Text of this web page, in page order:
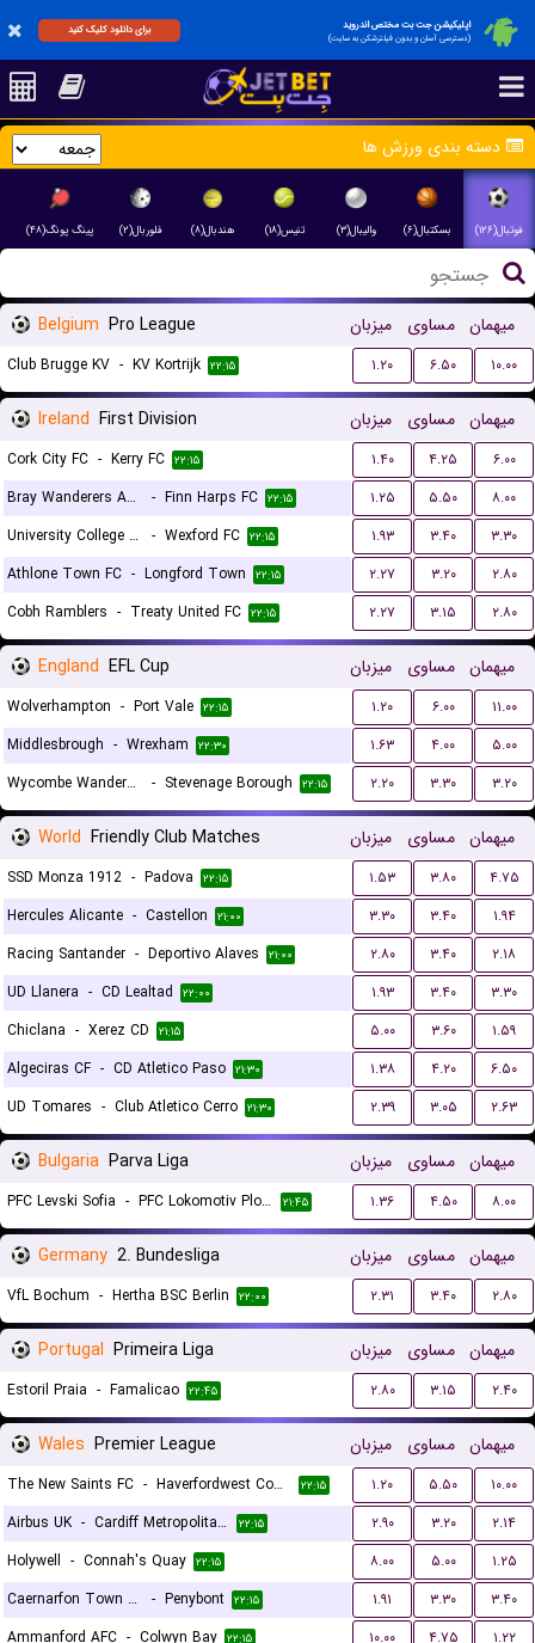
اپلیکیشن جت بت مختص اندروید
(دسترسی آسان و بدون فیلترشکن به سایت)
برای دانلود کلیک کنید
دسته بندی ورزش ها
فوتبال(۱۲۶) بسکتبال(۶) والیبال(۳) تنیس(۱۸) هندبال(۸) فلوربال(۲) پینگ پونگ(۴۸)
Belgium Pro League میزبان مساوی میهمان
Club Brugge KV - KV Kortrijk ۲۲:۱۵ ۱.۲۰ ۶.۵۰ ۱۰.۰۰
Ireland First Division میزبان مساوی میهمان
Cork City FC - Kerry FC ۲۲:۱۵ ۱.۴۰ ۴.۲۵
۶.۰۰
Bray Wanderers AFC
- Finn Harps FC ۲۲:۱۵ ۱.۲۵ ۵.۵۰
۸.۰۰
University College Dublin FC
- Wexford FC ۲۲:۱۵ ۱.۹۳ ۳.۴۰
۳.۳۰
Athlone Town FC - Longford Town ۲۲:۱۵ ۲.۲۷ ۳.۲۰
۲.۸۰
Cobh Ramblers - Treaty United FC ۲۲:۱۵ ۲.۲۷ ۳.۱۵ ۲.۸۰
England EFL Cup میزبان مساوی میهمان
Wolverhampton - Port Vale ۲۲:۱۵ ۱.۲۰ ۶.۰۰
۱۱.۰۰
Middlesbrough - Wrexham ۲۲:۳۰ ۱.۶۳ ۴.۰۰
۵.۰۰
Wycombe Wanderers
- Stevenage Borough ۲۲:۱۵ ۲.۲۰ ۳.۳۰ ۳.۲۰
World Friendly Club Matches میزبان مساوی میهمان
SSD Monza 1912 - Padova ۲۲:۱۵ ۱.۵۳ ۳.۸۰
۴.۷۵
Hercules Alicante - Castellon ۲۱:۰۰ ۳.۳۰ ۳.۴۰
۱.۹۴
Racing Santander - Deportivo Alaves ۲۱:۰۰ ۲.۸۰ ۳.۴۰
۲.۱۸
UD Llanera - CD Lealtad ۲۲:۰۰ ۱.۹۳ ۳.۴۰
۳.۳۰
Chiclana - Xerez CD ۲۱:۱۵ ۵.۰۰ ۳.۶۰
۱.۵۹
Algeciras CF - CD Atletico Paso ۲۱:۳۰ ۱.۳۸ ۴.۲۰
۶.۵۰
UD Tomares - Club Atletico Cerro ۲۱:۳۰ ۲.۳۹ ۳.۰۵ ۲.۶۳
Bulgaria Parva Liga میزبان مساوی میهمان
PFC Levski Sofia - PFC Lokomotiv Plovdiv 1936 ۲۱:۴۵ ۱.۳۶ ۴.۵۰ ۸.۰۰
Germany 2. Bundesliga میزبان مساوی میهمان
VfL Bochum - Hertha BSC Berlin ۲۲:۰۰ ۲.۳۱ ۳.۴۰ ۲.۸۰
Portugal Primeira Liga میزبان مساوی میهمان
Estoril Praia - Famalicao ۲۲:۴۵ ۲.۸۰ ۳.۱۵ ۲.۴۰
Wales Premier League میزبان مساوی میهمان
The New Saints FC - Haverfordwest County ۲۲:۱۵ ۱.۲۰ ۵.۵۰
۱۰.۰۰
Airbus UK - Cardiff Metropolitan University F.C. ۲۲:۱۵ ۲.۹۰ ۳.۲۰
۲.۱۴
Holywell - Connah's Quay ۲۲:۱۵ ۸.۰۰ ۵.۰۰
۱.۲۵
Caernarfon Town FC
- Penybont ۲۲:۱۵ ۱.۹۱ ۳.۳۰
۳.۴۰
Ammanford AFC - Colwyn Bay ۲۲:۱۵ ۱۰.۰۰ ۴.۷۵
۱.۲۲